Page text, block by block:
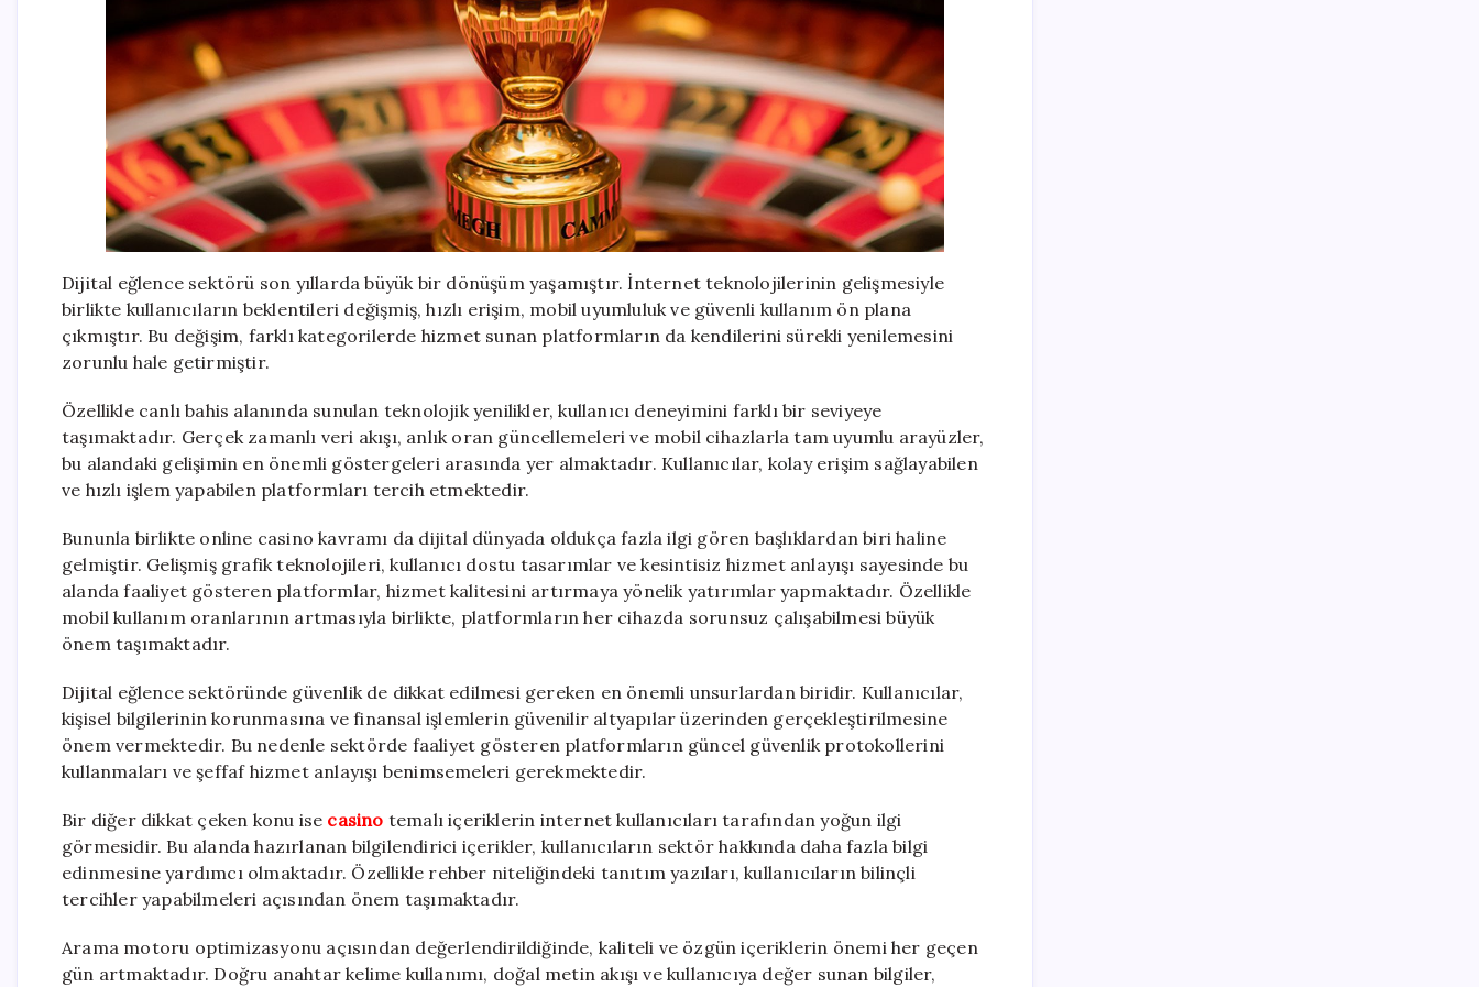
Dijital eğlence sektörü son yıllarda büyük bir dönüşüm yaşamıştır. İnternet teknolojilerinin gelişmesiyle
birlikte kullanıcıların beklentileri değişmiş, hızlı erişim, mobil uyumluluk ve güvenli kullanım ön plana
çıkmıştır. Bu değişim, farklı kategorilerde hizmet sunan platformların da kendilerini sürekli yenilemesini
zorunlu hale getirmiştir.
Özellikle canlı bahis alanında sunulan teknolojik yenilikler, kullanıcı deneyimini farklı bir seviyeye
taşımaktadır. Gerçek zamanlı veri akışı, anlık oran güncellemeleri ve mobil cihazlarla tam uyumlu arayüzler,
bu alandaki gelişimin en önemli göstergeleri arasında yer almaktadır. Kullanıcılar, kolay erişim sağlayabilen
ve hızlı işlem yapabilen platformları tercih etmektedir.
Bununla birlikte online casino kavramı da dijital dünyada oldukça fazla ilgi gören başlıklardan biri haline
gelmiştir. Gelişmiş grafik teknolojileri, kullanıcı dostu tasarımlar ve kesintisiz hizmet anlayışı sayesinde bu
alanda faaliyet gösteren platformlar, hizmet kalitesini artırmaya yönelik yatırımlar yapmaktadır. Özellikle
mobil kullanım oranlarının artmasıyla birlikte, platformların her cihazda sorunsuz çalışabilmesi büyük
önem taşımaktadır.
Dijital eğlence sektöründe güvenlik de dikkat edilmesi gereken en önemli unsurlardan biridir. Kullanıcılar,
kişisel bilgilerinin korunmasına ve finansal işlemlerin güvenilir altyapılar üzerinden gerçekleştirilmesine
önem vermektedir. Bu nedenle sektörde faaliyet gösteren platformların güncel güvenlik protokollerini
kullanmaları ve şeffaf hizmet anlayışı benimsemeleri gerekmektedir.
Bir diğer dikkat çeken konu ise casino temalı içeriklerin internet kullanıcıları tarafından yoğun ilgi
görmesidir. Bu alanda hazırlanan bilgilendirici içerikler, kullanıcıların sektör hakkında daha fazla bilgi
edinmesine yardımcı olmaktadır. Özellikle rehber niteliğindeki tanıtım yazıları, kullanıcıların bilinçli
tercihler yapabilmeleri açısından önem taşımaktadır.
Arama motoru optimizasyonu açısından değerlendirildiğinde, kaliteli ve özgün içeriklerin önemi her geçen
gün artmaktadır. Doğru anahtar kelime kullanımı, doğal metin akışı ve kullanıcıya değer sunan bilgiler,